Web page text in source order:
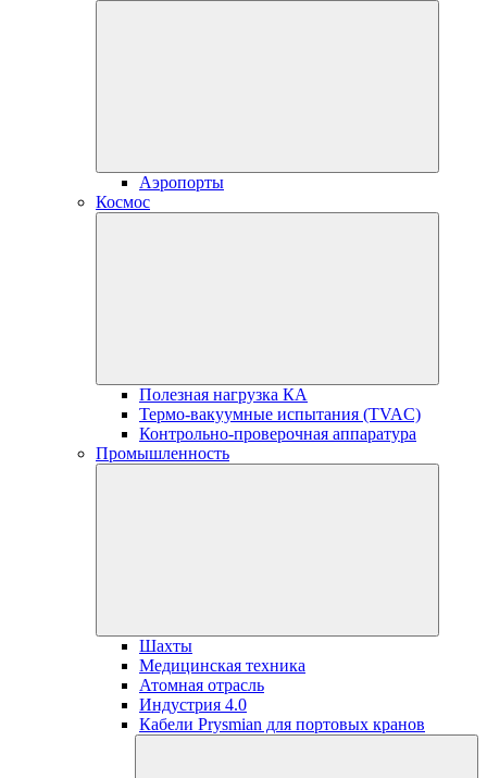
Аэропорты
Космос
Полезная нагрузка КА
Термо-вакуумные испытания (TVAC)
Контрольно-проверочная аппаратура
Промышленность
Шахты
Медицинская техника
Атомная отрасль
Индустрия 4.0
Кабели Prysmian для портовых кранов